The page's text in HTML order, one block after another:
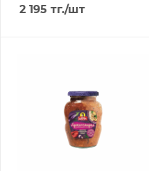
2 195 тг./шт